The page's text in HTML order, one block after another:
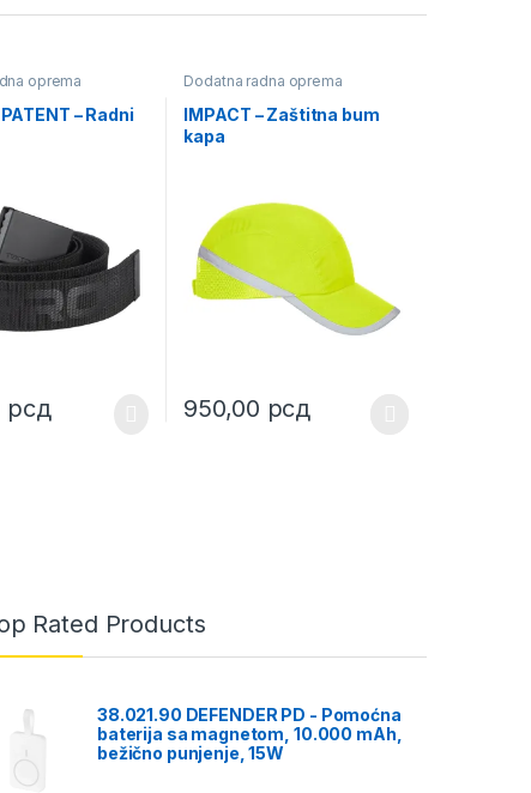
pagemay be chosen on the product page
oprema
– Radni
рсд
Dodatna radna oprema
IMPACT – Zaštitna bum
kapa
950,00 рсд
This product has multiple variants. The
Rated Products
38.021.90 DEFENDER PD - Pomoćna
baterija sa magnetom, 10.000 mAh,
bežično punjenje, 15W